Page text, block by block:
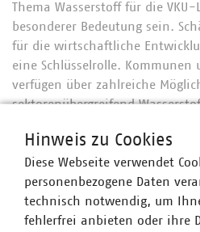
Thema Wasserstoff für die
besonderer Bedeutung sein.
für die wirtschaftliche
eine Schlüsselrolle.
verfügen über zahlreiche
sektorenübergreifend
und bei der Erzeugung aus
Gleichzeitig können sie
für den ÖPNV oder den Antrieb
Nutzfahrzeugen. Ein wichtiges
bereits bestehenden
Hinweis zu Cookies
Diese Webseite verwendet
personenbezogene Daten
technisch notwendig, um
fehlerfrei anbieten oder ihre